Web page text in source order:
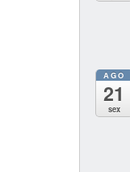
AGO
21
sex